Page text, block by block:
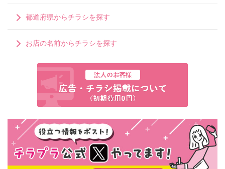
都道府県からチラシを探す
お店の名前からチラシを探す